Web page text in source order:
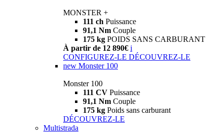
MONSTER +
111 ch Puissance
91,1 Nm Couple
175 kg POIDS SANS CARBURANT
À partir de 12 890€ i
CONFIGUREZ-LE DÉCOUVREZ-LE
new Monster 100
Monster 100
111 CV Puissance
91,1 Nm Couple
175 kg Poids sans carburant
DÉCOUVREZ-LE
Multistrada